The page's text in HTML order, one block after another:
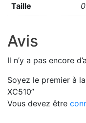
Taille
Avis
Il n’y a pas encore
Soyez le premier à
XC510”
Vous devez être